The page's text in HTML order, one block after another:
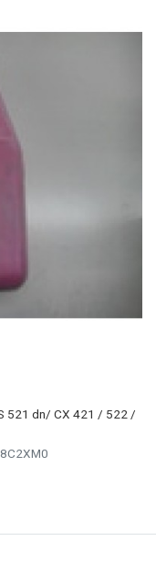
521 dn/ CX 421 / 522 /